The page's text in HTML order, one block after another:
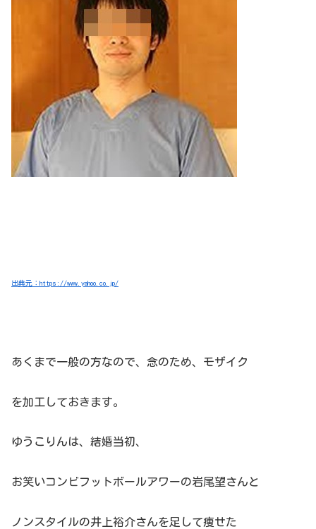
出典元：https://www.yahoo.co.jp/
あくまで一般の方なので、念のため、モザイク
を加工しておきます。
ゆうこりんは、結婚当初、
お笑いコンビフットボールアワーの岩尾望さんと
ノンスタイルの井上裕介さんを足して痩せた